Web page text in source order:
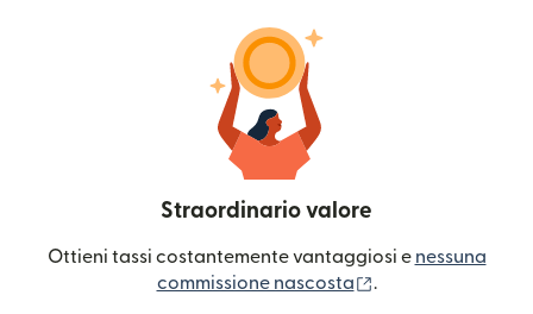
Straordinario valore
Ottieni tassi costantemente vantaggiosi e nessuna
commissione nascosta
.